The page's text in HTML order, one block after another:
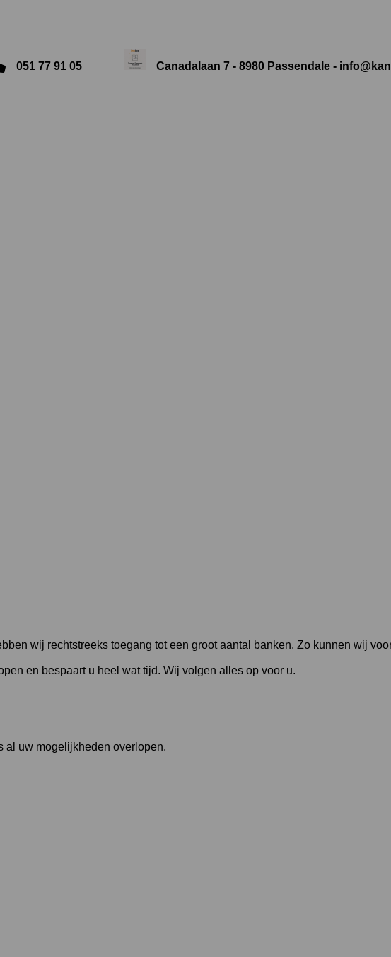
051 77 91 05 Canadalaan 7 - 8980 Passendale -
wij rechtstreeks toegang tot een groot aantal banken. Zo kunnen wij
en bespaart u heel wat tijd. Wij volgen alles op voor u.
al uw mogelijkheden overlopen.